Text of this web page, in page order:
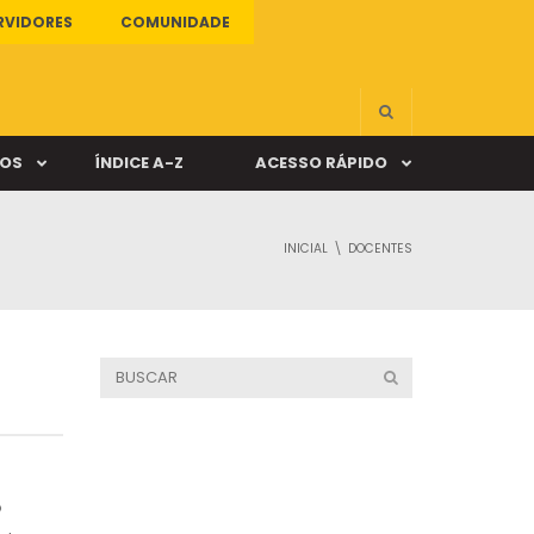
COMUNIDADE
ÍNDICE A-Z ACESSO RÁPIDO
INICIAL DOCENTES